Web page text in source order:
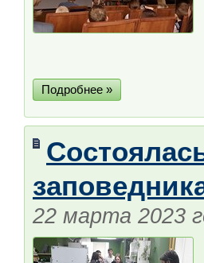
Подробнее »
22 марта 2023